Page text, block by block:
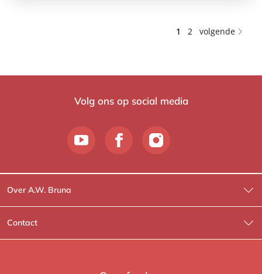
1 2 volgende
Volg ons op social media
Over A.W. Bruna
Wat wij doen
Wie is Wie?
Contact
Contactinformatie